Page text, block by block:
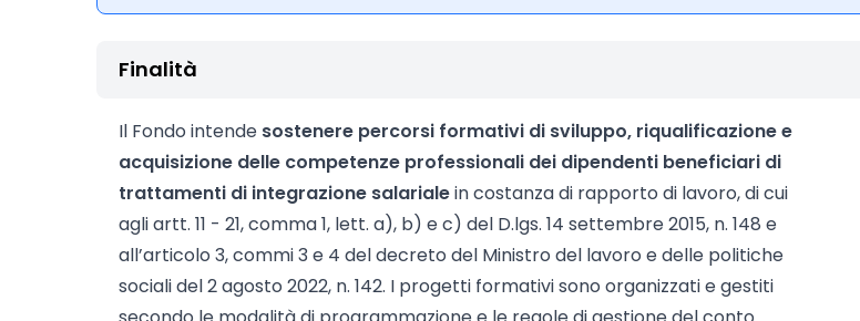
Finalità
Il Fondo intende sostenere percorsi formativi di sviluppo, riqualificazione e
acquisizione delle competenze professionali dei dipendenti beneficiari di
trattamenti di integrazione salarialein costanza di rapporto di lavoro, di cui
agli artt. 11 - 21, comma 1, lett. a), b) e c) del D.lgs. 14 settembre 2015, n. 148 e
all’articolo 3, commi 3 e 4 del decreto del Ministro del lavoro e delle politiche
sociali del 2 agosto 2022, n. 142. I progetti formativi sono organizzati e gestiti